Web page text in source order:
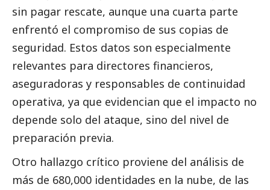
sin pagar rescate, aunque una cuarta parte
enfrentó el compromiso de sus copias de
seguridad. Estos datos son especialmente
relevantes para directores financieros,
aseguradoras y responsables de continuidad
operativa, ya que evidencian que el impacto no
depende solo del ataque, sino del nivel de
preparación previa.
Otro hallazgo crítico proviene del análisis de
más de 680,000 identidades en la nube, de las